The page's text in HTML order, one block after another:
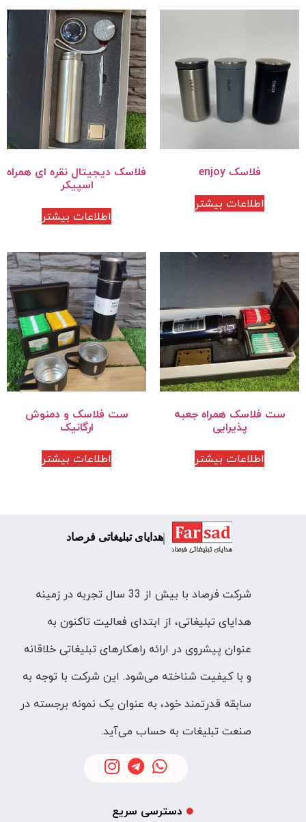
فلاسک enjoy
اطلاعات بیشتر
فلاسک دیجیتال نقره ای همراه
اسپیکر
اطلاعات بیشتر
ست فلاسک همراه جعبه
پذیرایی
اطلاعات بیشتر
ست فلاسک و دمنوش
ارگانیک
اطلاعات بیشتر
هدایای تبلیغاتی فرصاد
شرکت فرصاد با بیش از 33 سال تجربه در زمینه
هدایای تبلیغاتی، از ابتدای فعالیت تاکنون به
عنوان پیشروی در ارائه راهکارهای تبلیغاتی خلاقانه
و با کیفیت شناخته می‌شود. این شرکت با توجه به
سابقه قدرتمند خود، به عنوان یک نمونه برجسته در
صنعت تبلیغات به حساب می‌آید.
دسترسی سریع